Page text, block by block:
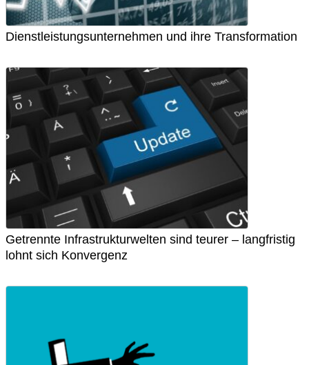
Dienstleistungsunternehmen und ihre Transformation
Getrennte Infrastrukturwelten sind teurer – langfristig
lohnt sich Konvergenz